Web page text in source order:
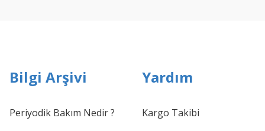
Bilgi Arşivi
Periyodik Bakım Nedir ?
Yardım
Kargo Takibi